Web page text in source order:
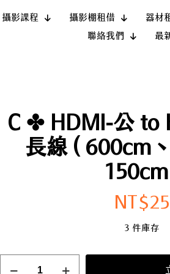
攝影課程 攝影棚租借
器材
聯絡我們
最
C ✤ HDMI-公 to
長線 ( 600cm
NT$25
3 件庫存